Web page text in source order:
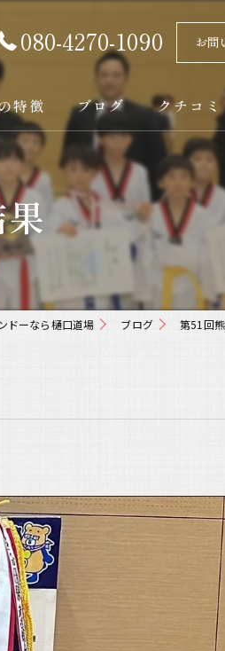
080-4270-1090 お問
特徴
ト
ブログ クチコミ
ドーなら樋口道場 ブログ 第51回